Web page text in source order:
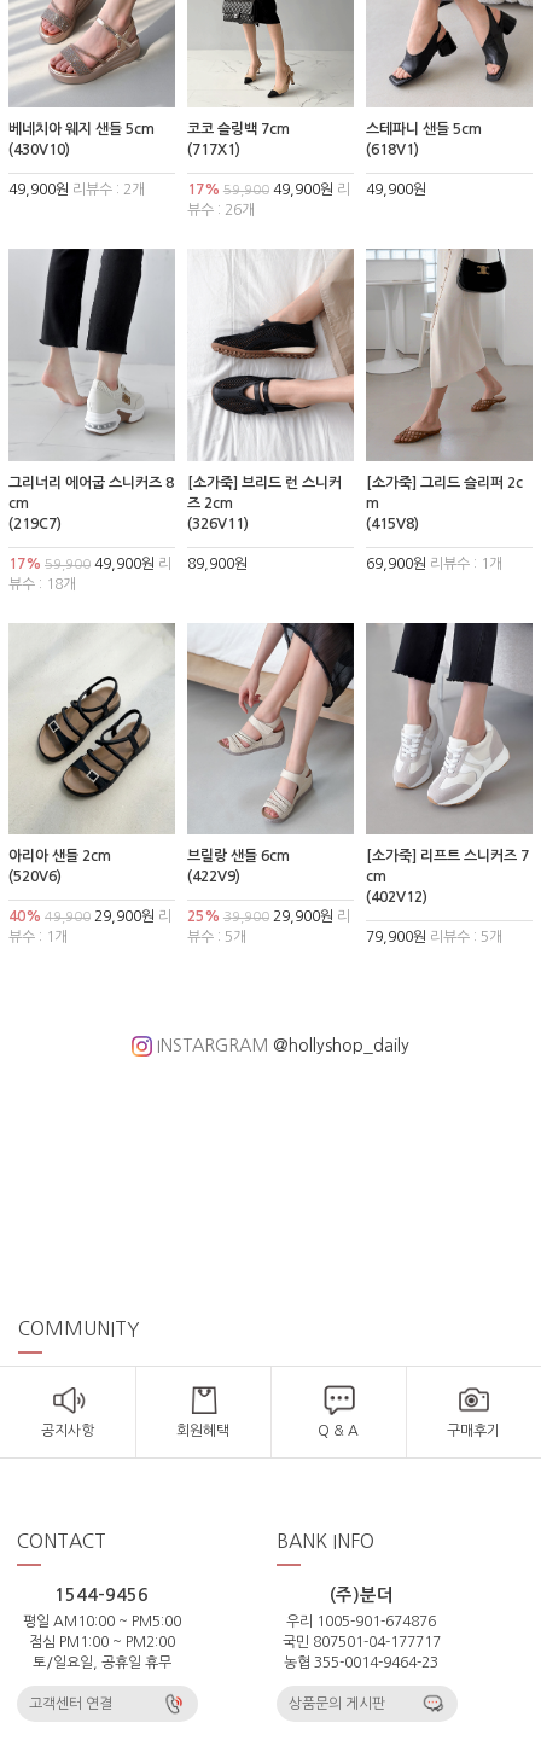
베네치아 웨지 샌들 5cm
(430V10)
49,900원 리뷰수 : 2개
코코 슬링백 7cm
(717X1)
17% 59,90049,900원 리
뷰수 : 26개
스테파니 샌들 5cm
(618V1)
49,900원
그리너리 에어굽 스니커즈 8
cm
(219C7)
17% 59,900 49,900원 리
뷰수 : 18개
[소가죽] 브리드 런 스니커
즈 2cm
(326V11)
89,900원
[소가죽] 그리드 슬리퍼 2c
m
(415V8)
69,900원 리뷰수 : 1개
아리아 샌들 2cm
(520V6)
40% 49,900 29,900원 리
뷰수 : 1개
브릴랑 샌들 6cm
(422V9)
25% 39,90029,900원 리
뷰수 : 5개
[소가죽] 리프트 스니커즈 7
cm
(402V12)
79,900원 리뷰수 : 5개
INSTARGRAM @hollyshop_daily
COMMUNITY
공지사항 회원혜택 Q & A 구매후기
CONTACT
1544-9456
평일 AM10:00 ~ PM5:00
점심 PM1:00 ~ PM2:00
토/일요일, 공휴일 휴무
고객센터 연결
BANK INFO
(주)분더
우리 1005-901-674876
국민 807501-04-177717
농협 355-0014-9464-23
상품문의 게시판